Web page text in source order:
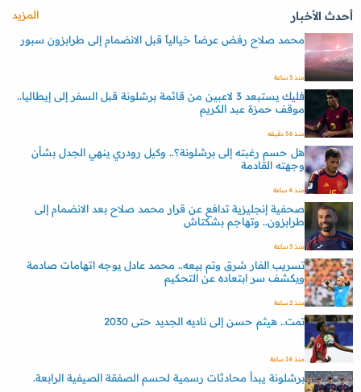
أحدث الأخبار
المزيد
محمد صلاح رفض عرضاً خيالياً قبل الانضمام إلى طرابزون سبور
منذ 3 ساعة
فليك يستبعد 3 لاعبين من قائمة برشلونة قبل السفر إلى إيطاليا..
موقف حمزة عبد الكريم
منذ 56 دقيقه
هل حسم رغبته إلى برشلونة؟.. وكيل رودري ينهي الجدل بشأن
وجهته القادمة
منذ 4 ساعة
صحفية إنجليزية تدافع عن قرار محمد صلاح بعد الانضمام إلى
طرابزون.. وتهاجم بشكتاش
منذ 3 ساعة
تسريب الفار سُرق وتم بيعه.. محمد عادل يوجه اتهامات صادمة
ويكشف سر ابتعاده عن التحكيم
منذ 2 ساعة
تمت.. هيثم حسن إلى ناديه الجديد حتى 2030
منذ 14 ساعة
برشلونة يبدأ محادثات رسمية لحسم الصفقة الصيفية الرابعة.